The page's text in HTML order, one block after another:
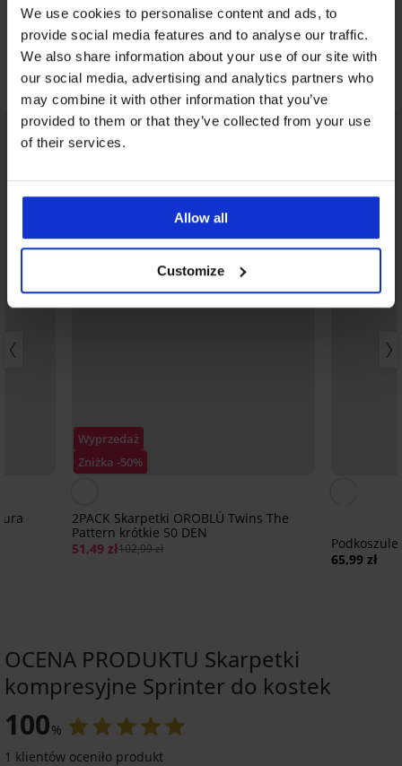
We use cookies to personalise content and ads, to
provide social media features and to analyse our traffic.
We also share information about your use of our site with
our social media, advertising and analytics partners who
may combine it with other information that you’ve
provided to them or that they’ve collected from your use
of their services.
Allow all
Customize
42,99 zł
65,99 zł
Odkryj podobne produkty
Wyprzedaż
Zniżka -50%
LIMITED
2PACK Skarpetki OROBLÚ Twins The
Pattern krótkie 50 DEN
51,49 zł102,99 zł
65,99 zł
OCENA PRODUKTU Skarpetki
kompresyjne Sprinter do kostek
100%
1 klientów oceniło produkt